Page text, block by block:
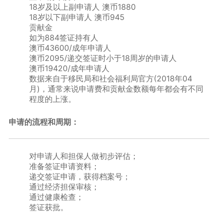
18岁及以上副申请人 澳币1880
18岁以下副申请人 澳币945
贡献金
如为884签证持有人
澳币43600/成年申请人
澳币2095/递交签证时小于18周岁的申请人
澳币19420/成年申请人
数据来自于移民局和社会福利局官方(2018年04
月)，通常来说申请费和贡献金数额每年都会有不同
程度的上涨。
申请的流程和周期：
对申请人和担保人做初步评估；
准备签证申请资料；
递交签证申请，获得档案号；
通过经济担保审核；
通过健康检查；
签证获批。